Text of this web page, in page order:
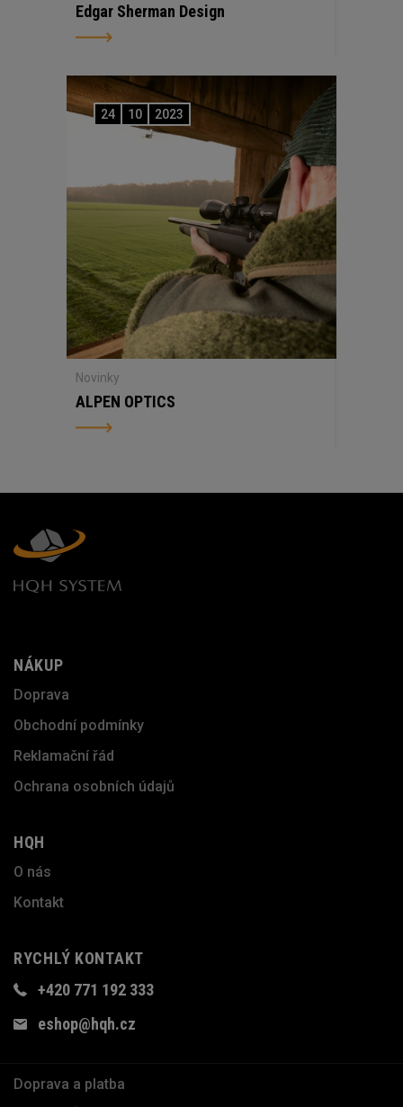
Edgar Sherman Design
24 10 2023
Novinky
ALPEN OPTICS
NÁKUP
Doprava
Obchodní podmínky
Reklamační řád
Ochrana osobních údajů
HQH
O nás
Kontakt
RYCHLÝ KONTAKT
+420 771 192 333
eshop@hqh.cz
Doprava a platba